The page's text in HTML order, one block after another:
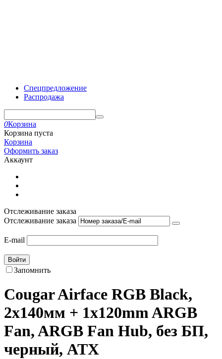
Спецпредложение
Распродажа
0Корзина
Корзина пуста
Корзина
Оформить заказ
Аккаунт
Отслеживание заказа
Отслеживание заказа
E-mail
Войти
Запомнить
Cougar Airface RGB Black,
2х140мм + 1x120mm ARGB
Fan, ARGB Fan Hub, без БП,
черный, ATX